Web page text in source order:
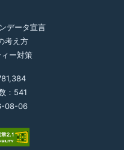
データ宣言
考え方
ー対策
：541
08-06